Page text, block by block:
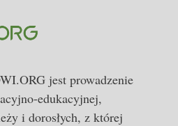
jest prowadzenie
edukacyjnej,
i dorosłych, z której